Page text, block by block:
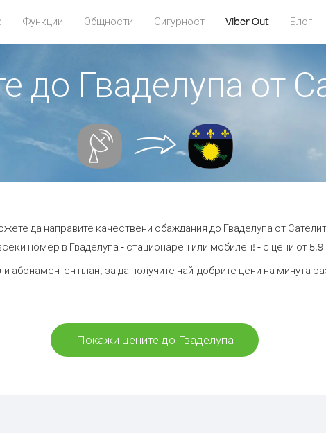
Функции Общности Сигурност Viber Out Блог
до Гваделупа от
да направите качествени обаждания до Гваделупа от
номер в Гваделупа - стационарен или мобилен! - с цени от 5.9
абонаментен план, за да получите най-добрите цени на минута
Покажи цените до Гваделупа